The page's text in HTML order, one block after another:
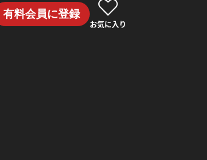
有料会員に登録
お気に入り